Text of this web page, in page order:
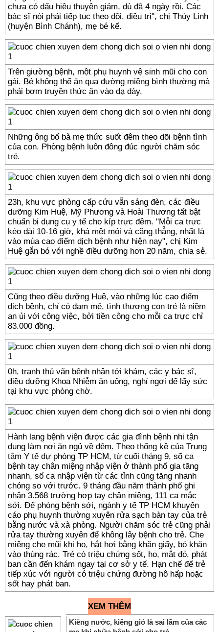
chưa có dấu hiệu thuyên giảm, dù đã 4 ngày rồi. Các
bác sĩ nói phải tiếp tục theo dõi, điều trị", chị Thùy Linh
(huyện Bình Chánh), mẹ bé kể.
Trên giường bệnh, một phụ huynh vệ sinh mũi cho con
gái. Bé không thể ăn qua đường miệng bình thường mà
phải bơm truyền thức ăn vào dạ dày.
Những ông bố bà mẹ thức suốt đêm theo dõi bệnh tình
của con. Phòng bệnh luôn đông đúc người chăm sóc
trẻ.
23h, khu vực phòng cấp cứu vẫn sáng đèn, các điều
dưỡng Kim Huệ, Mỹ Phương và Hoài Thương tất bật
chuẩn bị dụng cụ y tế cho kíp trực đêm. "Mỗi ca trực
kéo dài 10-16 giờ, khá mệt mỏi và căng thẳng, nhất là
vào mùa cao điểm dịch bệnh như hiện nay", chị Kim
Huệ gắn bó với nghề điều dưỡng hơn 20 năm, chia sẻ.
Cũng theo điều dưỡng Huệ, vào những lúc cao điểm
dịch bệnh, chỉ có đam mê, tình thương con trẻ là niềm
an ủi với công việc, bởi tiền công cho mỗi ca trực chỉ
83.000 đồng.
0h, tranh thủ vãn bệnh nhân tới khám, các y bác sĩ,
điều dưỡng Khoa Nhiễm ăn uống, nghỉ ngơi để lấy sức
tại khu vực phòng chờ.
Hành lang bệnh viện được các gia đình bệnh nhi tận
dụng làm nơi ăn ngủ về đêm. Theo thống kê của Trung
tâm Y tế dự phòng TP HCM, từ cuối tháng 9, số ca
bệnh tay chân miệng nhập viện ở thành phố gia tăng
nhanh, số ca nhập viện từ các tỉnh cũng tăng nhanh
chóng so với trước. 9 tháng đầu năm thành phố ghi
nhận 3.568 trường hợp tay chân miệng, 111 ca mắc
sởi. Để phòng bệnh sởi, ngành y tế TP HCM khuyến
cáo phụ huynh thường xuyên rửa sạch bàn tay của trẻ
bằng nước và xà phòng. Người chăm sóc trẻ cũng phải
rửa tay thường xuyên để không lây bệnh cho trẻ. Che
miệng che mũi khi ho, hắt hơi bằng khăn giấy, bỏ khăn
vào thùng rác. Trẻ có triệu chứng sốt, ho, mắt đỏ, phát
ban cần đến khám ngay tại cơ sở y tế. Hạn chế để trẻ
tiếp xúc với người có triệu chứng đường hô hấp hoặc
sốt hay phát ban.
XEM THÊM
Kiêng nước, kiêng gió là sai lầm của các